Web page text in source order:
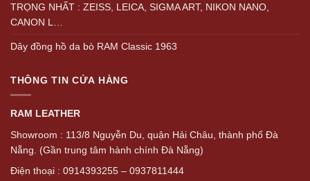
TRỌNG NHẤT : ZEISS, LEICA, SIGMA ART, NIKON NANO,
CANON L…
Dây đồng hồ da bò RAM Classic 1963
THÔNG TIN CỬA HÀNG
RAM LEATHER
Showroom : 113/8 Nguyễn Du, quận Hải Châu, thành phố Đà
Nẵng. (Gần trung tâm hành chính Đà Nẵng)
Điện thoại : 0914393255 – 0937811444